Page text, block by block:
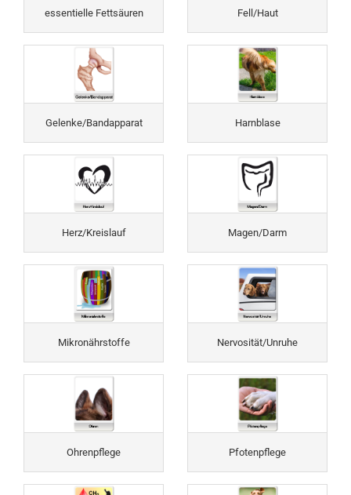
essentielle Fettsäuren Fell/Haut
Gelenke/Bandapparat Harnblase
Herz/Kreislauf Magen/Darm
Mikronährstoffe Nervosität/Unruhe
Ohrenpflege Pfotenpflege